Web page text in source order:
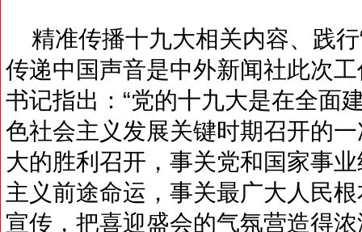
精准传播十九大相关内容、践行
传递中国声音是中外新闻社此次
书记指出：“党的十九大是在全面
色社会主义发展关键时期召开的
大的胜利召开，事关党和国家事
主义前途命运，事关最广大人民
宣传，把喜迎盛会的气氛营造得